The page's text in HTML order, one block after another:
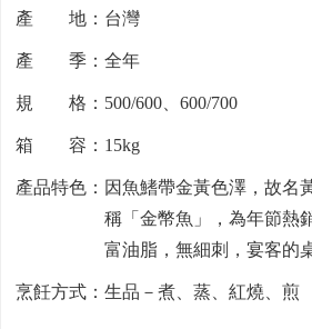
產 地：台灣
產 季：全年
規 格：500/600、600/700
箱 容：15kg
產品特色：因魚鰭帶金黃色澤，故名
稱「金幣魚」，為年節熱
富油脂，無細刺，宴客的
烹飪方式：生品－煮、蒸、紅燒、煎